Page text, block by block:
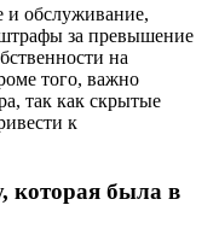
и обслуживание,
за превышение
на
того, важно
так как скрытые
к
которая была в